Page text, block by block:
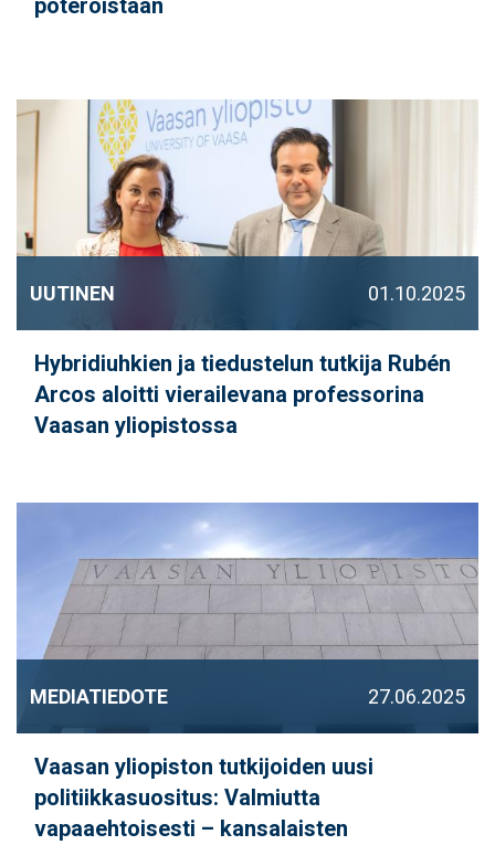
poteroistaan
UUTINEN 01.10.2025
Hybridiuhkien ja tiedustelun tutkija Rubén
Arcos aloitti vierailevana professorina
Vaasan yliopistossa
MEDIATIEDOTE 27.06.2025
Vaasan yliopiston tutkijoiden uusi
politiikkasuositus: Valmiutta
vapaaehtoisesti – kansalaisten